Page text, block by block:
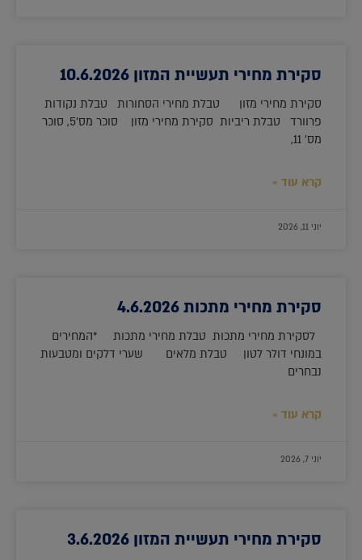
סקירת מחירי תעשיית המזון 10.6.2026
סקירת מחירי מזון טבלת מחירי הסחורות טבלת נקודות
פרוורד טבלת ריביות סקירת מחירי מזון סוכר מס'5, סוכר
מס' 11,
קרא עוד »
יוני 11, 2026
סקירת מחירי מתכות 4.6.2026
לסקירת מחירי מתכות טבלת מחירי מתכות *המחירים
במונחי דולר לטון טבלת מלאים שערי דלקים ומטבעות
נבחרים
קרא עוד »
יוני 7, 2026
סקירת מחירי תעשיית המזון 3.6.2026